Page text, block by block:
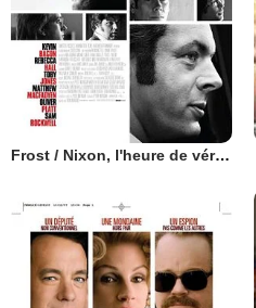
Frost / Nixon, l'heure de vérité